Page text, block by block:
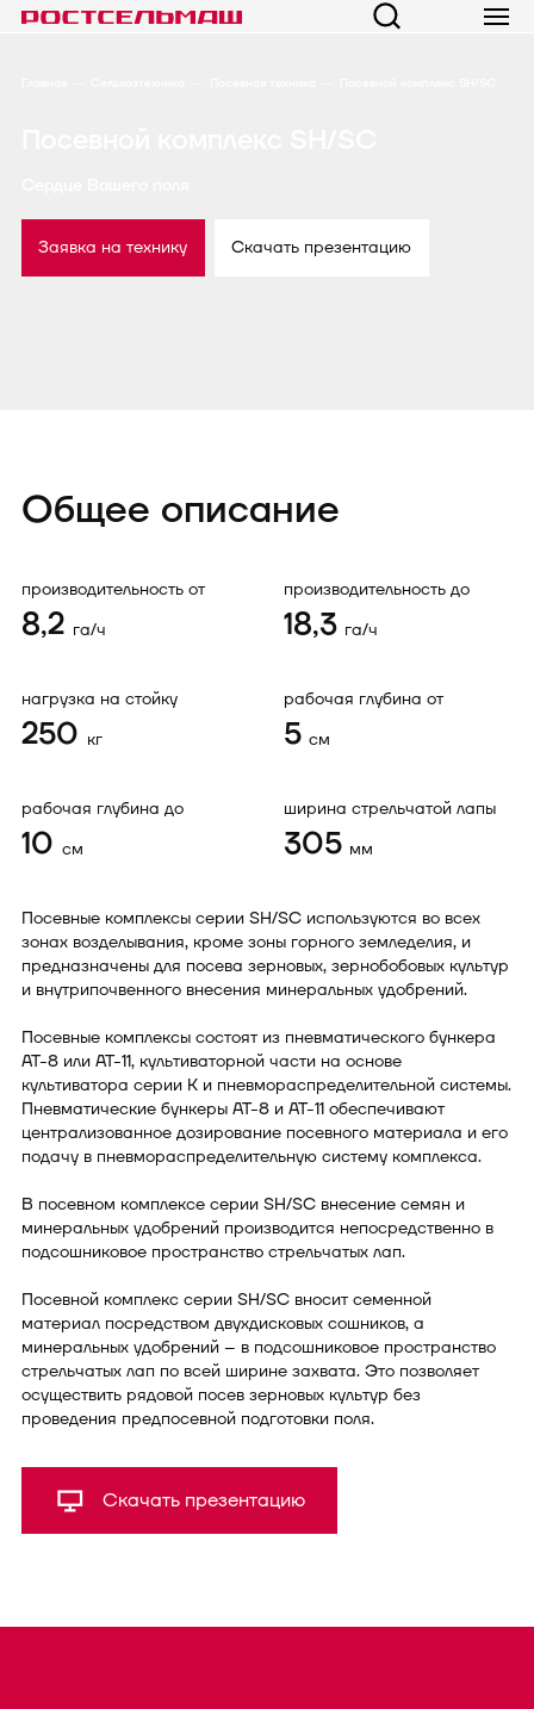
Заявка на технику Скачать презентацию
Общее описание
производительность от
8,2 га/ч
производительность до
18,3 га/ч
нагрузка на стойку
250 кг
рабочая глубина от
5 см
рабочая глубина до
10 см
ширина стрельчатой лапы
305 мм
Посевные комплексы серии SH/SC используются во всех
зонах возделывания, кроме зоны горного земледелия, и
предназначены для посева зерновых, зернобобовых культур
и внутрипочвенного внесения минеральных удобрений.
Посевные комплексы состоят из пневматического бункера
АТ-8 или АТ-11, культиваторной части на основе
культиватора серии К и пневмораспределительной системы.
Пневматические бункеры АТ-8 и АТ-11 обеспечивают
централизованное дозирование посевного материала и его
подачу в пневмораспределительную систему комплекса.
В посевном комплексе серии SH/SC внесение семян и
минеральных удобрений производится непосредственно в
подсошниковое пространство стрельчатых лап.
Посевной комплекс серии SH/SC вносит семенной
материал посредством двухдисковых сошников, а
минеральных удобрений – в подсошниковое пространство
стрельчатых лап по всей ширине захвата. Это позволяет
осуществить рядовой посев зерновых культур без
проведения предпосевной подготовки поля.
Скачать презентацию